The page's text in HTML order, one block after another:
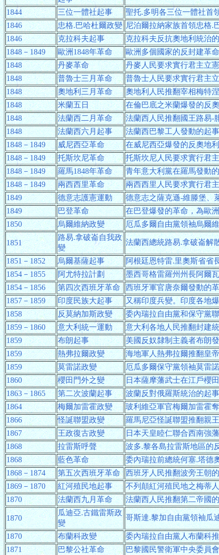
1844
三位一體社起事
聖托.多明各三位一體社首
1846
忠格.巴哈杜爾政變 尼泊爾拉納家族首領忠格.
1846
克拉科夫起事
克拉科夫反抗奧地利統治
1848－1849
歐洲1848年革命
歐洲多個國家的反封建革命
1848
丹麥革命
丹麥人民要求實行君主立
1848
普魯士三月革命
普魯士人民要求實行君主
1848
奧地利三月革命
奧地利人民推翻宰相梅特
1848
米蘭五日
在倫巴底之米蘭爆發的反
1848
法蘭西二月革命
法蘭西人民推翻國王路易-
1848
法蘭西六月起事
法蘭西巴黎工人發動的起
1848－1849
威尼西亞革命
在威尼西亞爆發的反奧地
1848－1849
托斯坎尼革命
托斯坎尼人民要求實行君
1848－1849
羅馬1848年革命
青年意大利黨在羅馬發動
1848－1849
兩西西里革命
兩西西里人民要求實行君
1849
德意志護憲運動
德意志之薩克遜-維滕堡、
1849
巴登革命
在巴登爆發的革命，為歐
1850
烏爾維納政變 厄瓜多爾自由黨領袖烏爾
1851
路易.拿破崙自我政
變
法蘭西總統路易.拿破崙解
1851－1852 烏爾基薩起事
阿根廷恩特雷.里奧斯省省
1854－1855
阿尤特拉計劃
墨西哥格雷羅州州長阿爾
1854－1856
第四次西班牙革命
西班牙軍官唐奈爾發動的
1857－1859
印度民族大起事
又稱印度兵變。印度各地
1858
反莫納加斯政變
委內瑞拉自由黨和保守黨
1859－1860
意大利統一運動
意大利各地人民推翻封建
1859
布朗起事
美國反奴隸制主義者布朗
1859
熱弗拉爾政變
海地軍人熱弗拉爾推翻皇
1859
莫雷諾政變
厄瓜多爾保守黨領袖莫雷
1860
櫻田門外之變
日本薩摩藩武士在江戶櫻
1863－1865
第二次波蘭起事
波蘭反對俄羅斯統治的起事
1864
梅爾加雷霍政變
玻利維亞軍官梅爾加雷霍
1866
怪誕聯盟政變
羅馬尼亞怪誕聯盟推翻親
1867
王政復古政變
日本天皇睦仁聯合西南強
1868
拉雷斯呼聲
波多.黎各島拉雷斯地區的
1868
藍色革命
委內瑞拉前總統何塞.塔德
1868－1874
第五次西班牙革命
西班牙人民推翻波旁王朝
1869－1870
紅河殖民地起事
不列顛紅河殖民地之梅蒂
1870
法蘭西九月革命 法蘭西人民推翻第二帝國
1870
瓜迪亞.古鐵雷斯政
變
哥斯達.黎加自由黨領袖瓜
1870 布蘭科政變
委內瑞拉自由黨人布蘭科
1871
巴黎公社革命
巴黎國民警衛軍中央委員